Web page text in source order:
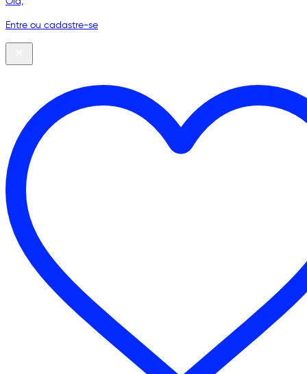
Entre ou cadastre-se